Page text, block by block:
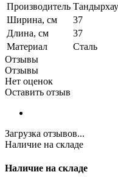
Производитель
Ширина, см
37
Длина, см
37
Материал
Сталь
Отзывы
Отзывы
Нет оценок
Оставить отзыв
Загрузка отзывов...
Наличие на складе
Наличие на складе